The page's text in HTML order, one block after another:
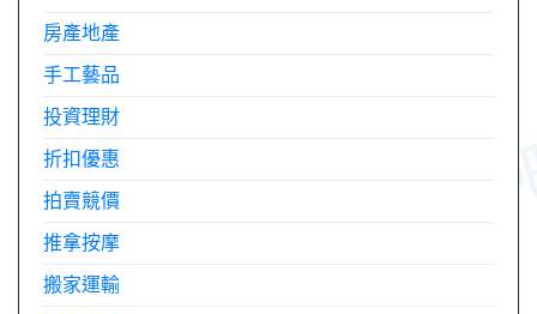
房產地產
手工藝品
投資理財
折扣優惠
拍賣競價
推拿按摩
搬家運輸